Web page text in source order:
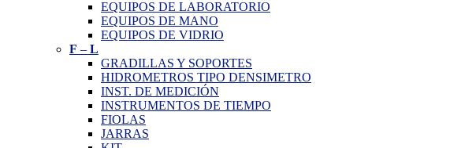
EQUIPOS DE LABORATORIO
EQUIPOS DE MANO
EQUIPOS DE VIDRIO
F – L
GRADILLAS Y SOPORTES
HIDROMETROS TIPO DENSIMETRO
INST. DE MEDICIÓN
INSTRUMENTOS DE TIEMPO
FIOLAS
JARRAS